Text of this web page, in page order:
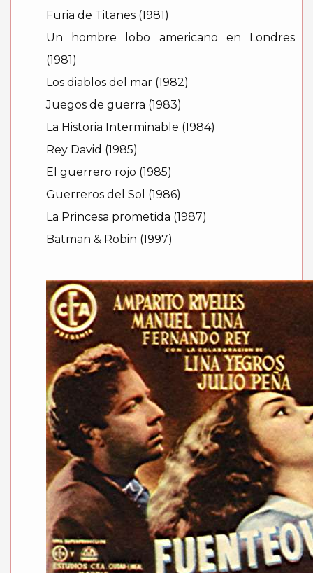
Furia de Titanes (1981)
Un hombre lobo americano en Londres
(1981)
Los diablos del mar (1982)
Juegos de guerra (1983)
La Historia Interminable (1984)
Rey David (1985)
El guerrero rojo (1985)
Guerreros del Sol (1986)
La Princesa prometida (1987)
Batman & Robin (1997)